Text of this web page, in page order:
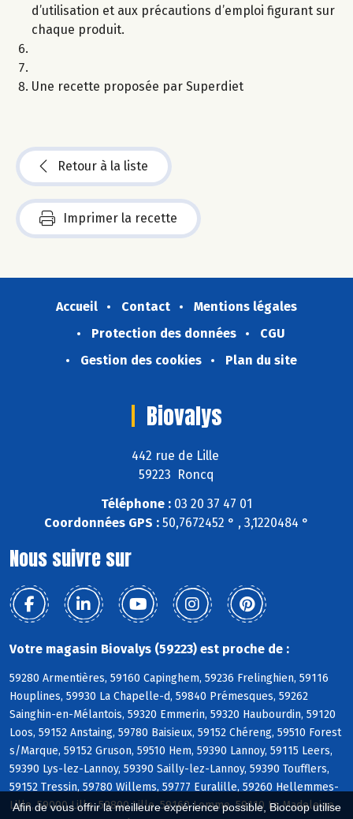
Afin de vous offrir la meilleure expérience possible, Biocoop utilise
d’utilisation et aux précautions d’emploi figurant sur
chaque produit.
Une recette proposée par Superdiet
Retour à la liste
Imprimer la recette
Accueil Contact
Mentions légales
Protection des données
CGU
Gestion des cookies
Plan du site
Biovalys
442 rue de Lille
59223 Roncq
Téléphone : 03 20 37 47 01
Coordonnées GPS : 50,7672452 ° , 3,1220484 °
Nous suivre sur
Votre magasin Biovalys (59223) est proche de :
59280 Armentières, 59160 Capinghem, 59236 Frelinghien, 59116
Houplines, 59930 La Chapelle-d, 59840 Prémesques, 59262
Sainghin-en-Mélantois, 59320 Emmerin, 59320 Haubourdin, 59120
Loos, 59152 Anstaing, 59780 Baisieux, 59152 Chéreng, 59510 Forest
s/Marque, 59152 Gruson, 59510 Hem, 59390 Lannoy, 59115 Leers,
59390 Lys-lez-Lannoy, 59390 Sailly-lez-Lannoy, 59390 Toufflers,
59152 Tressin, 59780 Willems, 59777 Euralille, 59260 Hellemmes-
Lille, 59000 Lille, 59800 Lille, 59160 Lomme, 59110 La Madeleine,